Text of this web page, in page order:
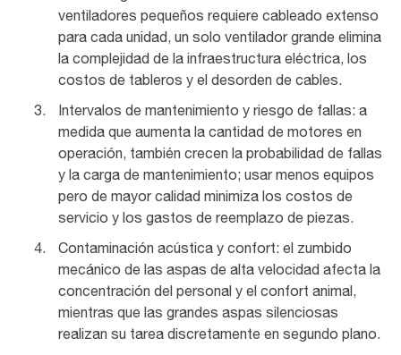
ventiladores pequeños requiere cableado extenso
para cada unidad, un solo ventilador grande elimina
la complejidad de la infraestructura eléctrica, los
costos de tableros y el desorden de cables.
Intervalos de mantenimiento y riesgo de fallas: a
medida que aumenta la cantidad de motores en
operación, también crecen la probabilidad de fallas
y la carga de mantenimiento; usar menos equipos
pero de mayor calidad minimiza los costos de
servicio y los gastos de reemplazo de piezas.
Contaminación acústica y confort: el zumbido
mecánico de las aspas de alta velocidad afecta la
concentración del personal y el confort animal,
mientras que las grandes aspas silenciosas
realizan su tarea discretamente en segundo plano.